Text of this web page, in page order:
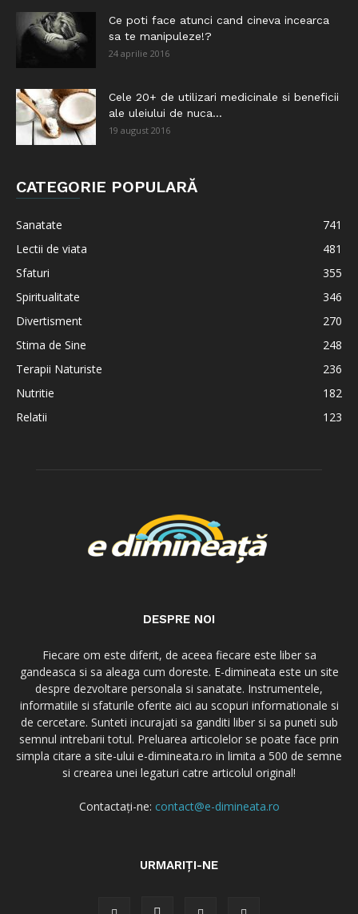
Ce poti face atunci cand cineva incearca
sa te manipuleze!?
24 aprilie 2016
Cele 20+ de utilizari medicinale si beneficii
ale uleiului de nuca...
19 august 2016
CATEGORIE POPULARĂ
Sanatate
741
Lectii de viata
481
Sfaturi
355
Spiritualitate
346
Divertisment
270
Stima de Sine
248
Terapii Naturiste
236
Nutritie
182
Relatii
123
DESPRE NOI
Fiecare om este diferit, de aceea fiecare este liber sa
gandeasca si sa aleaga cum doreste. E-dimineata este un site
despre dezvoltare personala si sanatate. Instrumentele,
informatiile si sfaturile oferite aici au scopuri informationale si
de cercetare. Sunteti incurajati sa ganditi liber si sa puneti sub
semnul intrebarii totul. Preluarea articolelor se poate face prin
simpla citare a site-ului e-dimineata.ro in limita a 500 de semne
si crearea unei legaturi catre articolul original!
Contactați-ne: contact@e-dimineata.ro
URMARIȚI-NE